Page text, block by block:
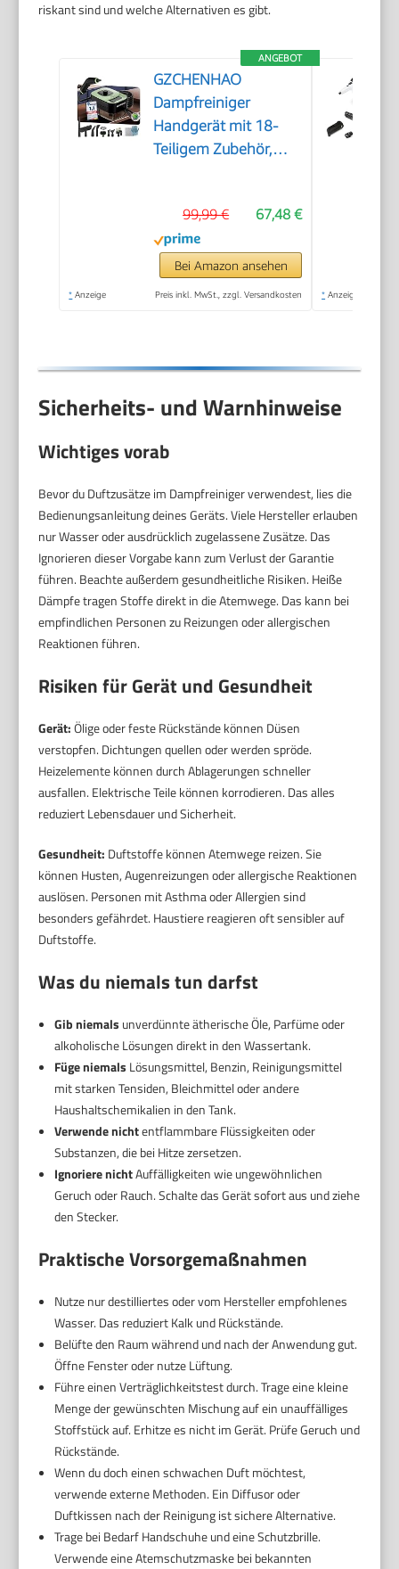
riskant sind und welche Alternativen es gibt.
ANGEBOT
GZCHENHAO
Dampfreiniger
Handgerät mit 18-
Teiligem Zubehör,
Druck – 99,99%
Reinigung & 100%
Natürlich,Steam
Cleaner für Boden,
67,48 €
99,99 €
Bei Amazon ansehen
* Anzeige Preis inkl. MwSt., zzgl. Versandkosten * Anzeige
Sicherheits- und Warnhinweise
Wichtiges vorab
Bevor du Duftzusätze im Dampfreiniger verwendest, lies die
Bedienungsanleitung deines Geräts. Viele Hersteller erlauben
nur Wasser oder ausdrücklich zugelassene Zusätze. Das
Ignorieren dieser Vorgabe kann zum Verlust der Garantie
führen. Beachte außerdem gesundheitliche Risiken. Heiße
Dämpfe tragen Stoffe direkt in die Atemwege. Das kann bei
empfindlichen Personen zu Reizungen oder allergischen
Reaktionen führen.
Risiken für Gerät und Gesundheit
Gerät:Ölige oder feste Rückstände können Düsen
verstopfen. Dichtungen quellen oder werden spröde.
Heizelemente können durch Ablagerungen schneller
ausfallen. Elektrische Teile können korrodieren. Das alles
reduziert Lebensdauer und Sicherheit.
Gesundheit: Duftstoffe können Atemwege reizen. Sie
können Husten, Augenreizungen oder allergische Reaktionen
auslösen. Personen mit Asthma oder Allergien sind
besonders gefährdet. Haustiere reagieren oft sensibler auf
Duftstoffe.
Was du niemals tun darfst
Gib niemals unverdünnte ätherische Öle, Parfüme oder
alkoholische Lösungen direkt in den Wassertank.
Füge niemals Lösungsmittel, Benzin, Reinigungsmittel
mit starken Tensiden, Bleichmittel oder andere
Haushaltschemikalien in den Tank.
Verwende nichtentflammbare Flüssigkeiten oder
Substanzen, die bei Hitze zersetzen.
Ignoriere nichtAuffälligkeiten wie ungewöhnlichen
Geruch oder Rauch. Schalte das Gerät sofort aus und ziehe
den Stecker.
Praktische Vorsorgemaßnahmen
Nutze nur destilliertes oder vom Hersteller empfohlenes
Wasser. Das reduziert Kalk und Rückstände.
Belüfte den Raum während und nach der Anwendung gut.
Öffne Fenster oder nutze Lüftung.
Führe einen Verträglichkeitstest durch. Trage eine kleine
Menge der gewünschten Mischung auf ein unauffälliges
Stoffstück auf. Erhitze es nicht im Gerät. Prüfe Geruch und
Rückstände.
Wenn du doch einen schwachen Duft möchtest,
verwende externe Methoden. Ein Diffusor oder
Duftkissen nach der Reinigung ist sichere Alternative.
Trage bei Bedarf Handschuhe und eine Schutzbrille.
Verwende eine Atemschutzmaske bei bekannten